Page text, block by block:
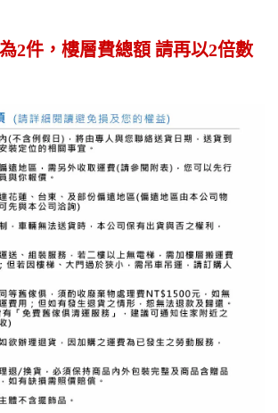
2件，樓層費總額 請再以2倍數